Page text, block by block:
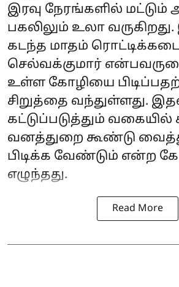
இரவு நேரங்களில்
பகலிலும் உலா
கடந்த மாதம்
செல்வக்குமார்
உள்ள கோழியை
சிறுத்தை வந்துள்ளது.
கட்டுப்படுத்தும் வகையில்
வனத்துறை கூண்டு
பிடிக்க வேண்டும் என்ற
எழுந்தது.
Read More